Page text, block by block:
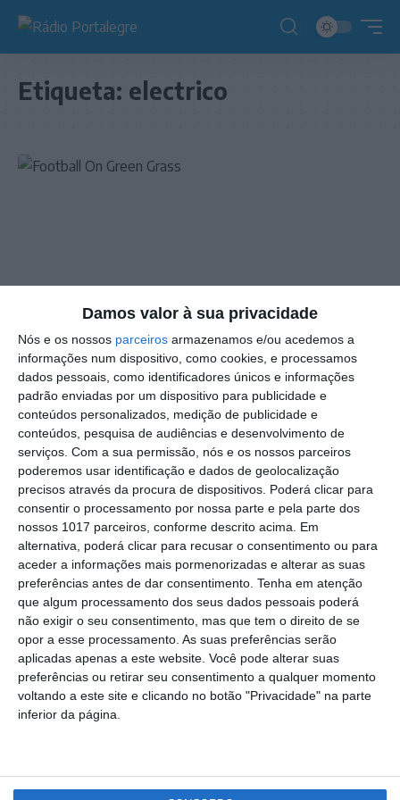
Damos valor à sua privacidade
Nós e os nossos parceiros armazenamos e/ou acedemos a
informações num dispositivo, como cookies, e processamos
dados pessoais, como identificadores únicos e informações
padrão enviadas por um dispositivo para publicidade e
conteúdos personalizados, medição de publicidade e
conteúdos, pesquisa de audiências e desenvolvimento de
serviços. Com a sua permissão, nós e os nossos parceiros
poderemos usar identificação e dados de geolocalização
precisos através da procura de dispositivos. Poderá clicar para
consentir o processamento por nossa parte e pela parte dos
nossos 1017 parceiros, conforme descrito acima. Em
alternativa, poderá clicar para recusar o consentimento ou para
aceder a informações mais pormenorizadas e alterar as suas
preferências antes de dar consentimento. Tenha em atenção
que algum processamento dos seus dados pessoais poderá
não exigir o seu consentimento, mas que tem o direito de se
opor a esse processamento. As suas preferências serão
aplicadas apenas a este website. Você pode alterar suas
preferências ou retirar seu consentimento a qualquer momento
voltando a este site e clicando no botão "Privacidade" na parte
inferior da página.
Etiqueta: electrico
NOTÍCIAS
Futebol/Campeonato Portugal: Eléctrico
derrotado em Samora Correia
Gabriel Nunes06-04-2026
NOTÍCIAS
Futsal: Eléctrico e Benfica encontram-se
hoje na final da Taça da Liga